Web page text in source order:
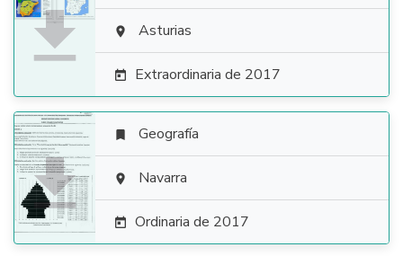
  Asturias
 Extraordinaria de 2017

 Geografía
 Navarra
 Ordinaria de 2017